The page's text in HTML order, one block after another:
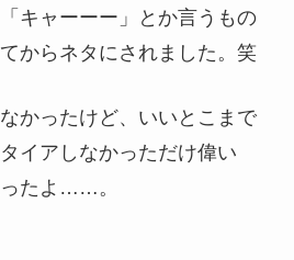
キャーーー」とか言うもの
からネタにされました。笑
かったけど、いいとこまで
イアしなかっただけ偉い
たよ……。